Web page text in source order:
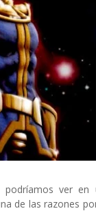
podríamos ver en
de las razones